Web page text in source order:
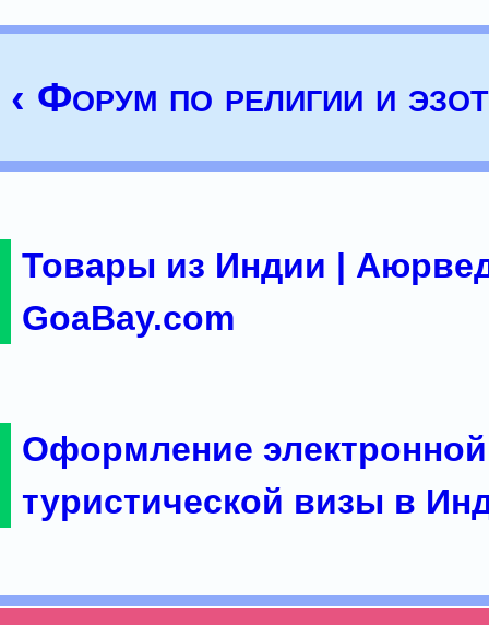
‹ Форум по религии и
Товары из Индии |
GoaBay.com
Оформление электронной
туристической визы в